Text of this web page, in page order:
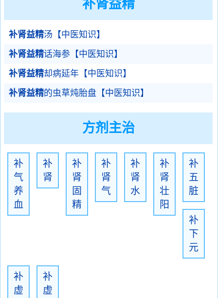
补肾益精
补肾益精汤【中医知识】
补肾益精话海参【中医知识】
补肾益精却病延年【中医知识】
补肾益精的虫草炖胎盘【中医知识】
方剂主治
补
气
养
血
补
肾
补
肾
固
精
补
肾
气
补
肾
水
补
肾
壮
阳
补
五
脏
补
下
元
补
虚
补
虚